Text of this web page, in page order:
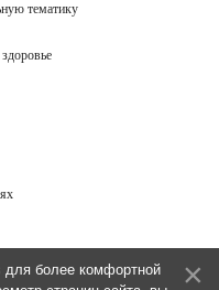
тематику
для более комфортной